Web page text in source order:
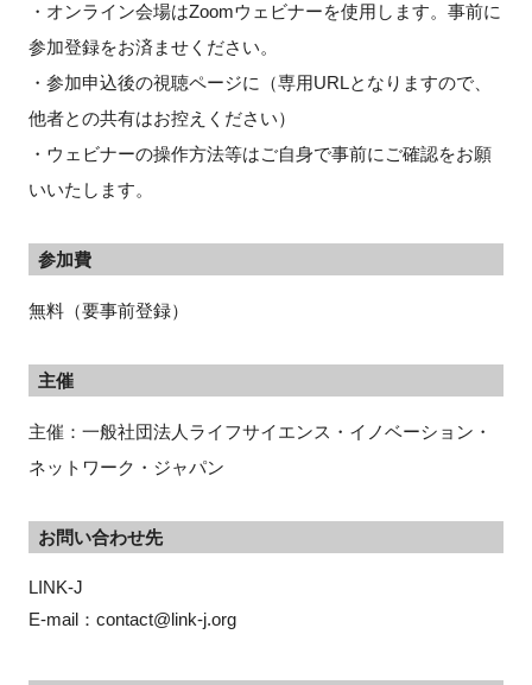
・オンライン会場はZoomウェビナーを使用します。事前に
参加登録をお済ませください。
・参加申込後の視聴ページに（専用URLとなりますので、
他者との共有はお控えください）
・ウェビナーの操作方法等はご自身で事前にご確認をお願
いいたします。
参加費
無料（要事前登録）
主催
主催：一般社団法人ライフサイエンス・イノベーション・
ネットワーク・ジャパン
お問い合わせ先
LINK-J
E-mail：contact@link-j.org